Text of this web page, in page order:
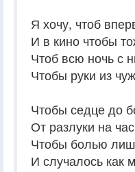
Я хочу, чтоб
И в кино чтобы
Чтоб всю ночь с
Чтобы руки из
Чтобы седце до
От разлуки на
Чтобы болью
И случалось как